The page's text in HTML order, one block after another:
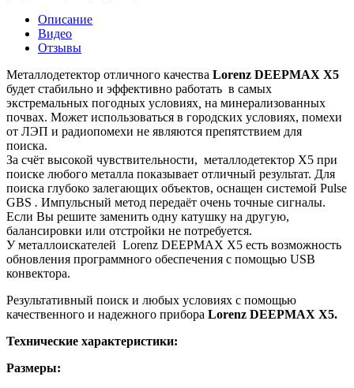
Описание
Видео
Отзывы
Металлодетектор отличного качества Lorenz DEEPMAX X5
будет стабильно и эффективно работать в самых
экстремальных погодных условиях на минерализованных
почвах. Может использоваться в городских условиях, помехи
от ЛЭП и радиопомехи не являются препятствием для
поиска.
За счёт высокой чувствительности, металлодетектор X5 при
поиске любого металла показывает отличный результат. Для
поиска глубоко залегающих объектов, оснащен системой Pulse
GBS . Импульсный метод передаёт очень точные сигналы.
Если Вы решите заменить одну катушку на другую,
балансировки или отстройки не потребуется.
У металлоискателей Lorenz DEEPMAX X5 есть возможность
обновления программного обеспечения с помощью USB
конвектора.
Результативный поиск и любых условиях с помощью
качественного и надежного прибора Lorenz DEEPMAX X5.
Технические характеристики:
Размеры: